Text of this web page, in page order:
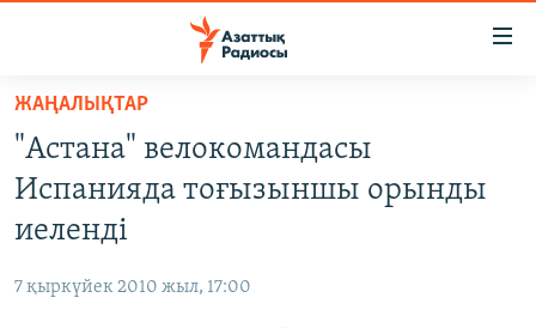
Skip
main
content
to
main
Navigation
ЖАҢАЛЫҚТАР
AZATTYQTV
АДАМ ҚҰҚЫҚТАРЫ
ЖАҢАЛЫҚТАР
"Астана" велокомандасы
Испанияда тоғызыншы орынды
иеленді
7 қыркүйек 2010 жыл, 17:00